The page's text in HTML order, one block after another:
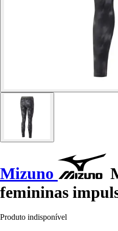
Mizuno
femininas
Produto indisponível